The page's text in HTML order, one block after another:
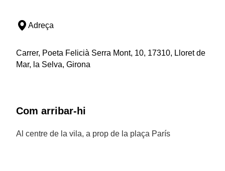
Adreça
Carrer, Poeta Felicià Serra Mont, 10, 17310, Lloret de
Mar, la Selva, Girona
Com arribar-hi
Al centre de la vila, a prop de la plaça París